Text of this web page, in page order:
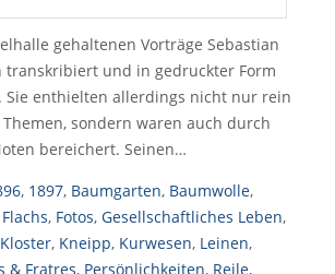
gehaltenen Vorträge Sebastian
transkribiert und in gedruckter Form
Sie enthielten allerdings nicht nur rein
sondern waren auch durch
bereichert. Seinen…
, 1897, Baumgarten, Baumwolle,
Flachs, Fotos, Gesellschaftliches Leben,
, Kneipp, Kurwesen, Leinen,
& Fratres, Persönlichkeiten, Reile,